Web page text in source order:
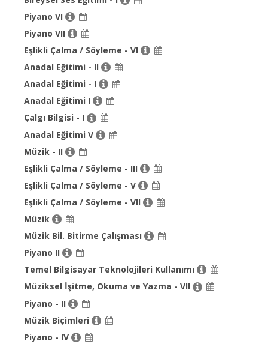
Piyano VI
Piyano VII
Eşlikli Çalma / Söyleme - VI
Anadal Eğitimi - II
Anadal Eğitimi - I
Anadal Eğitimi I
Çalgı Bilgisi - I
Anadal Eğitimi V
Müzik - II
Eşlikli Çalma / Söyleme - III
Eşlikli Çalma / Söyleme - V
Eşlikli Çalma / Söyleme - VII
Müzik
Müzik Bil. Bitirme Çalışması
Piyano II
Temel Bilgisayar Teknolojileri Kullanımı
Müziksel İşitme, Okuma ve Yazma - VII
Piyano - II
Müzik Biçimleri
Piyano - IV